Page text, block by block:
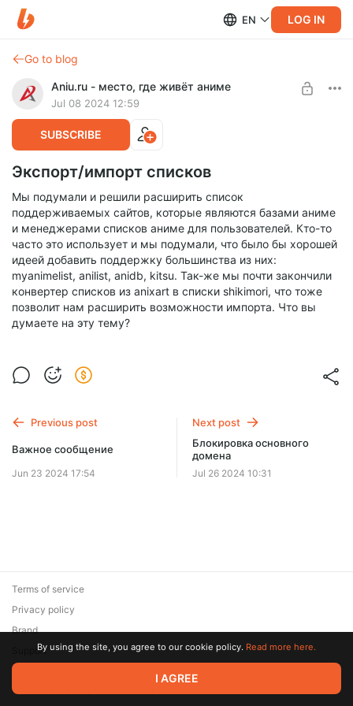
EN LOG IN
Go to blog
Aniu.ru - место, где живёт аниме
Jul 08 2024 12:59
SUBSCRIBE
Экспорт/импорт списков
Мы подумали и решили расширить список
поддерживаемых сайтов, которые являются базами аниме
и менеджерами списков аниме для пользователей. Кто-то
часто это использует и мы подумали, что было бы хорошей
идеей добавить поддержку большинства из них:
myanimelist, anilist, anidb, kitsu. Так-же мы почти закончили
конвертер списков из anixart в списки shikimori, что тоже
позволит нам расширить возможности импорта. Что вы
думаете на эту тему?
Previous post
Важное сообщение
Jun 23 2024 17:54
Next post
Блокировка основного
домена
Jul 26 2024 10:31
© 2026 Zaya Solutions Limited. All rights reserved. All trademarks
are the property of their respective owners.
Terms of service
Privacy policy
Brand
SupportBy using the site, you agree to our cookie policy. Read more here.
I AGREE